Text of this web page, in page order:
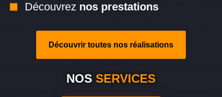
Découvrez nos prestations
Découvrir toutes nos réalisations
NOS SERVICES